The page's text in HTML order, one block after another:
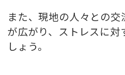
また、現地の人々との
が広がり、ストレスに
しょう。